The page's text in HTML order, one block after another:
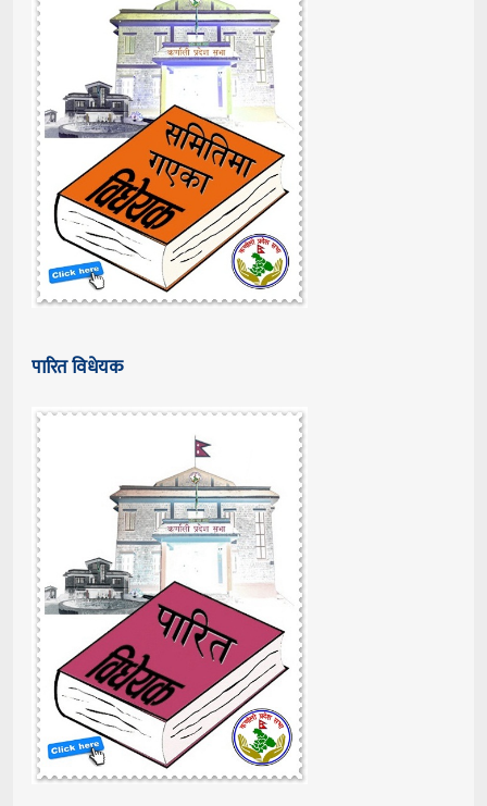
पारित विधेयक